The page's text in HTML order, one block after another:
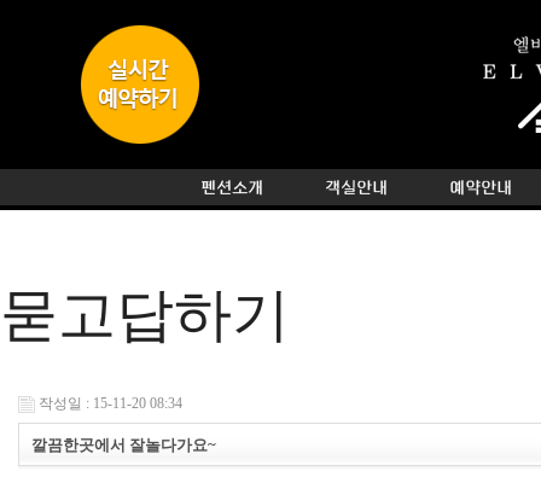
묻고답하기
작성일 : 15-11-20 08:34
깔끔한곳에서 잘놀다가요~